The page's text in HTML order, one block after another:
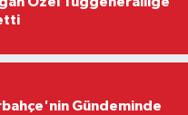
Gündeminde